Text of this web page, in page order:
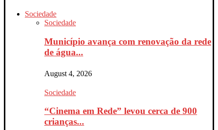
Sociedade
Sociedade
Município avança com renovação da rede
de água...
August 4, 2026
Sociedade
“Cinema em Rede” levou cerca de 900
crianças...